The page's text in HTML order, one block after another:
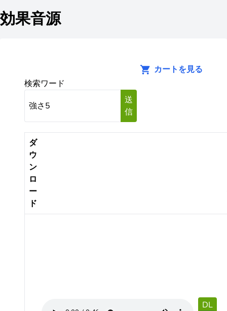
効果音源
カートを見る
検索ワード
送
信
ダ
ウ
ン
ロ
ー
ド
DL